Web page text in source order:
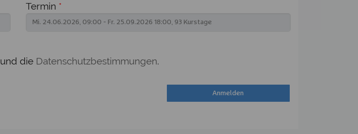
Termin *
und die Datenschutzbestimmungen.